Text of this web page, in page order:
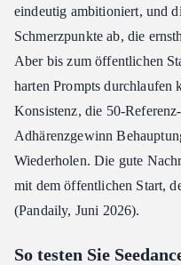
eindeutig ambitioniert, und
Schmerzpunkte ab, die
Aber bis zum öffentlichen
harten Prompts durchlaufen
Konsistenz, die 50-
Adhärenzgewinn
Wiederholen. Die gute
mit dem öffentlichen Start,
(Pandaily, Juni 2026).
So testen Sie